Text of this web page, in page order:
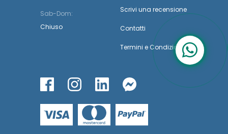
Sab-Dom:
Chiuso
Scrivi una recensione
Contatti
Termini e Condizioni